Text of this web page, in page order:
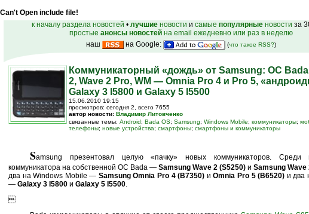
Can't Open include file!
к началу раздела новостей • лучшие новости и самые популярные новости за
простые анонсы новостей на email ежедневно или раз в неделю
наш
на Google: (что такое RSS?)
Коммуникаторный «дождь» от Samsung: ОС
2, Wave 2 Pro, WM — Omnia Pro 4 и Pro 5,
Galaxy 3 I5800 и Galaxy 5 I5500
15.06.2010 19:15
просмотров: сегодня 2, всего 7655
автор новости: Владимир Литовченко
связанные темы: Android; Bada OS; Samsung; Windows Mobile; коммуникаторы;
телефоны; новые устройства; смартфоны; смартфоны и коммуникаторы
Samsung презентовал целую «пачку» новых коммуникаторов. Среди
коммуникатора на собственной ОС Bada — Samsung Wave 2 (S5250) и Samsung Wave
два на Windows Mobile — Samsung Omnia Pro 4 (B7350) иOmnia Pro 5 (B6520) и два
— Galaxy 3 I5800 и Galaxy 5 I5500.
